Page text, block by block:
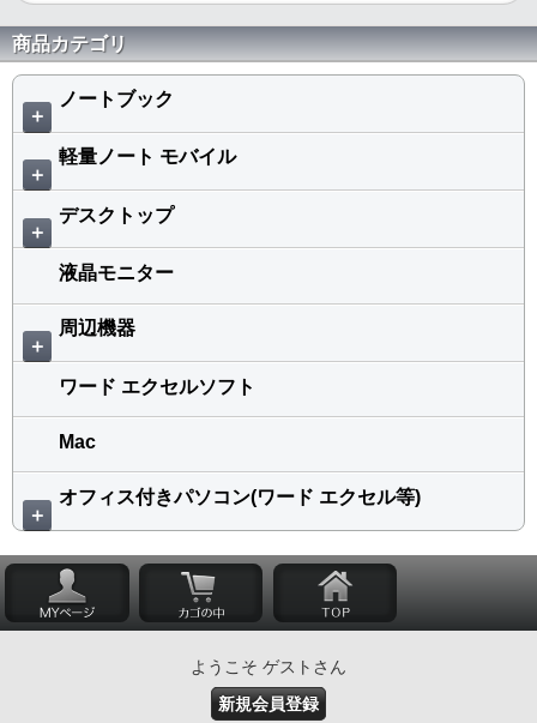
商品カテゴリ
＋
ノートブック
＋
軽量ノート モバイル
＋
デスクトップ
液晶モニター
＋
周辺機器
ワード エクセルソフト
Mac
＋
オフィス付きパソコン(ワード エクセル等)
ようこそ ゲストさん
新規会員登録